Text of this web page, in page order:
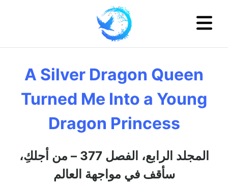
A Silver Dragon Queen
Turned Me Into a Young
Dragon Princess
المجلد الرابع، الفصل 377 – من أجلكِ،
سأقف في مواجهة العالم